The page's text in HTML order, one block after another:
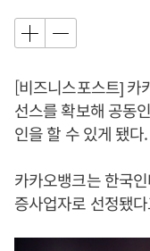
[비즈니스포스트] 카
선스를 확보해 공동
인을 할 수 있게 됐다.
카카오뱅크는 한국
증사업자로 선정됐